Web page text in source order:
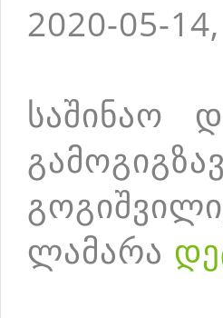
2020-05-
საშინაო
ლამარა